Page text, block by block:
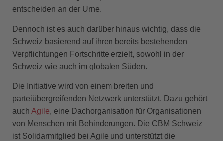
entscheiden an der Urne.
Dennoch ist es auch darüber hinaus wichtig, dass die
Schweiz basierend auf ihren bereits bestehenden
Verpflichtungen Fortschritte erzielt, sowohl in der
Schweiz wie auch im globalen Süden.
Die Initiative wird von einem breiten und
parteiübergreifenden Netzwerk unterstützt. Dazu gehört
auch Agile, eine Dachorganisation für Organisationen
von Menschen mit Behinderungen. Die CBM Schweiz
ist Solidarmitglied bei Agile und unterstützt die